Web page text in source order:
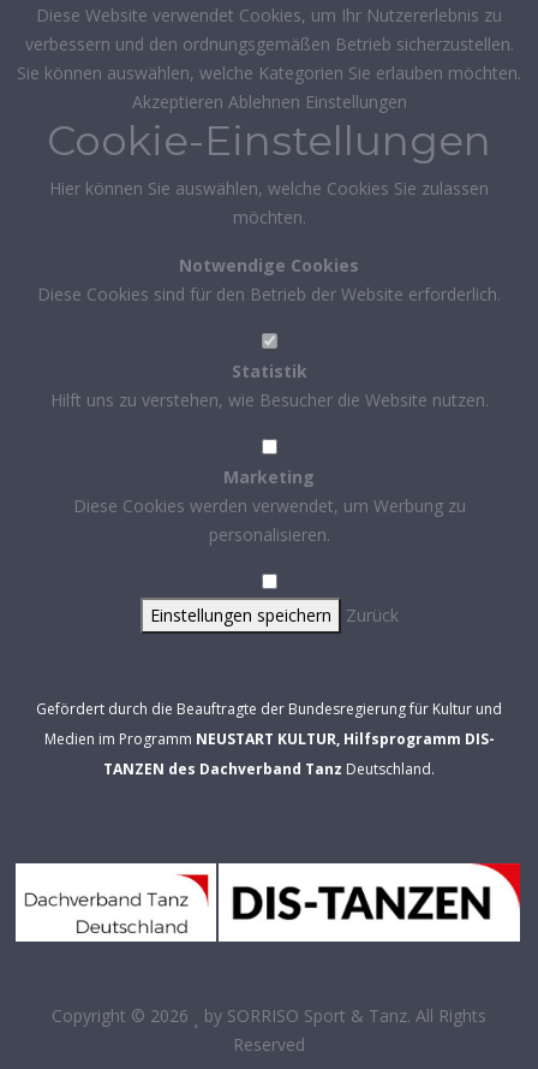
Diese Website verwendet Cookies, um Ihr Nutzererlebnis zu
verbessern und den ordnungsgemäßen Betrieb sicherzustellen.
Sie können auswählen, welche Kategorien Sie erlauben möchten.
Akzeptieren Ablehnen Einstellungen
Cookie-Einstellungen
Hier können Sie auswählen, welche Cookies Sie zulassen
möchten.
Notwendige Cookies
Diese Cookies sind für den Betrieb der Website erforderlich.
Statistik
Hilft uns zu verstehen, wie Besucher die Website nutzen.
Marketing
Diese Cookies werden verwendet, um Werbung zu
personalisieren.
Einstellungen speichern Zurück
Gefördert durch die Beauftragte der Bundesregierung für Kultur und
Medien im Programm NEUSTART KULTUR, Hilfsprogramm DIS-
TANZEN des Dachverband Tanz Deutschland.
Copyright © 2026 by SORRISO Sport & Tanz. All Rights
Reserved